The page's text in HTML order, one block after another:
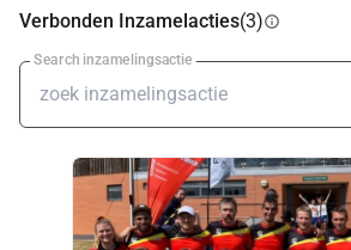
Verbonden Inzamelacties(3)info
Search inzamelingsactie